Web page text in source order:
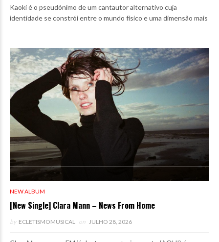
Kaoki é o pseudónimo de um cantautor alternativo cuja
identidade se constrói entre o mundo físico e uma dimensão mais
NEW ALBUM
[New Single] Clara Mann – News From Home
by ECLETISMOMUSICAL on JULHO 28, 2026